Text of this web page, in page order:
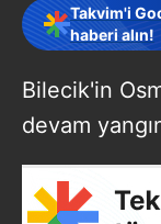
Takvim'i
haberi alın!
Bilecik'in
devam